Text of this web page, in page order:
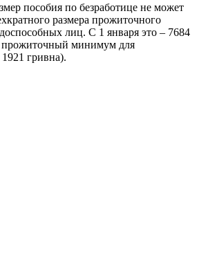
пособия по безработице не может
размера прожиточного
лиц. С 1 января это – 7684
прожиточный минимум для
гривна).